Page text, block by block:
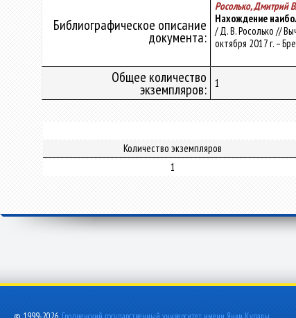
Библиографическое описание
документа:
Росолько, Дмитрий
Нахождение
/ Д. В. Росолько //
октября 2017 г. –
Общее количество
экземпляров: 1
Количество экземпляров
1